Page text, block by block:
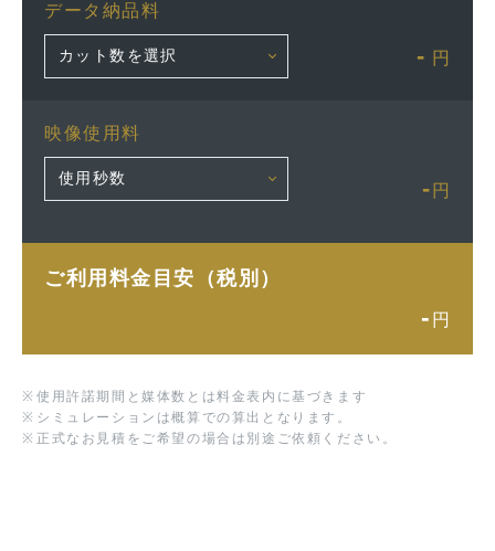
データ納品料
- 円
映像使用料
- 円
ご利用料金目安（税別）
- 円
※ 使用許諾期間と媒体数とは料金表内に基づきます
※ シミュレーションは概算での算出となります。
※ 正式なお見積をご希望の場合は別途ご依頼ください。